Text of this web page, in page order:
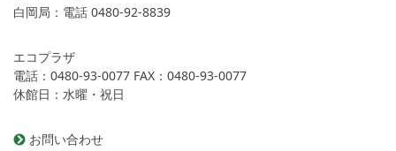
白岡局： 電話 0480-92-8839
エコプラザ
電話：0480-93-0077 FAX：0480-93-0077
休館日：水曜・祝日
お問い合わせ